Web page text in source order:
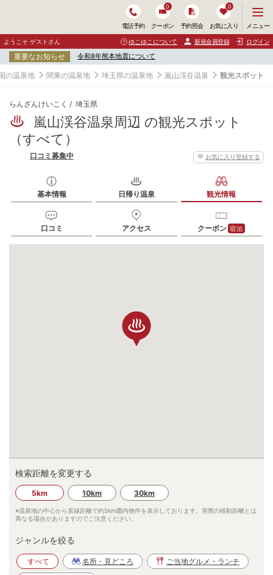
電話予約 クーポン
0
予約照会 お気に入り
0
ニ
ュ
ー
開
く
メニュー
ようこそ ゲストさん ゆこゆこについて 新規会員登録 ログイン
重要なお知らせ 令和8年熊本地震について
の温泉地 関東の温泉地 埼玉県の温泉地 嵐山渓谷温泉 観光スポット
らんざんけいこく 埼玉県
嵐山渓谷温泉周辺 の観光スポット
（すべて）
お気に入り登録する
口コミ募集中
基本情報 日帰り温泉 観光情報
口コミ アクセス クーポン 宿泊
検索距離を変更する
5km 10km 30km
※温泉地の中心から直線距離で約5km圏内物件を表示しております。実際の移動距離とは
異なる場合がありますのでご注意ください。
ジャンルを絞る
すべて 名所・見どころ ご当地グルメ・ランチ